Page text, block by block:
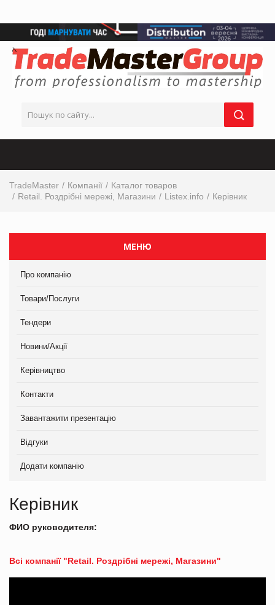
TradeMaster Компанії
Каталог товаров
Retail. Роздрібні мережі, Магазини
Listex.info Керівник
МЕНЮ
Про компанію
Товари/Послуги
Тендери
Новини/Акції
Керівництво
Контакти
Завантажити презентацію
Відгуки
Додати компанію
Керівник
ФИО руководителя:
Всі компанії "Retail. Роздрібні мережі, Магазини"